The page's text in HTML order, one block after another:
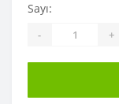
Sayı:
- +